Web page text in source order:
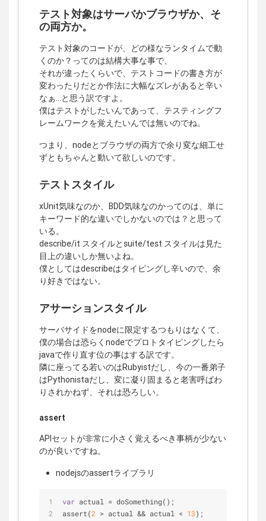
テスト対象はサーバかブラウザか、そ
の両方か。
テスト対象のコードが、どの様なランタイムで動
くのか？ってのは結構大事な事で、
それが違ったくらいで、テストコードの書き方が
変わったりだとか作法に大幅なズレがあると辛い
なぁ…と思う訳ですよ。
僕はテストがしたいんであって、テスティングフ
レームワークを覚えたいんでは無いのでね。
つまり、nodeとブラウザの両方で余り変な細工せ
ずともちゃんと動いて欲しいのです。
テストスタイル
xUnit気味なのか、BDD気味なのかってのは、単に
キーワード的な違いでしかないのでは？と思って
いる。
describe/it スタイルとsuite/test スタイルは見た
目上の違いしか無いよね。
僕としてはdescribeはタイピングし辛いので、余
り好きではない。
アサーションスタイル
サーバサイドをnodeに限定するつもりはなくて、
僕の場合は恐らくnodeでプロトタイピングしたら
javaで作り直す位の事はする訳です。
隣に座ってる若いのはRubyistだし、今の一番弟子
はPythonistaだし、変に凝り固まると老害呼ばわ
りされかねず、それは恐ろしい。
assert
APIセットが非常に小さく覚えるべき事柄が少ない
のが良いですね。
nodejsのassertライブラリ
var actual = doSomething();
assert(2 > actual && actual < 13);